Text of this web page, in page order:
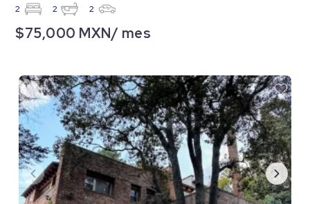
2 2 2
$75,000 MXN/ mes